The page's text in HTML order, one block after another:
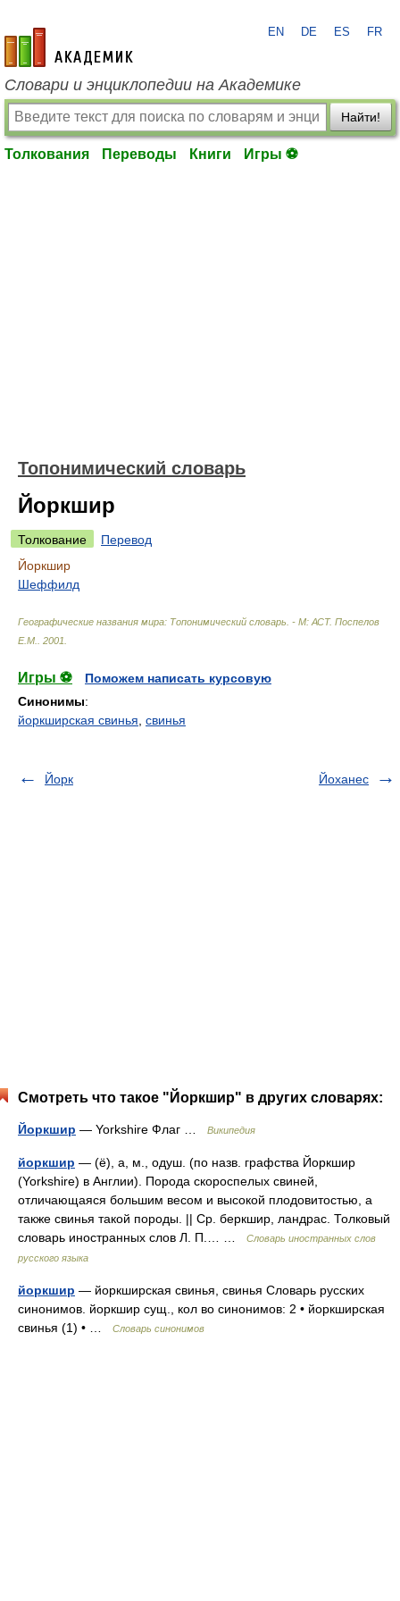
academic.ru
EN DE ES FR
Словари и энциклопедии на Академике
Найти!
Толкования Переводы Книги Игры ⚽
Топонимический словарь
Йоркшир
Толкование
Перевод
Йоркшир
Шеффилд
Географические названия мира: Топонимический словарь. - М: АСТ. Поспелов
Е.М.
2001
Игры ⚽
Поможем написать курсовую
Синонимы:
йоркширская свинья свинья
Йорк Йоханес
Смотреть что такое "Йоркшир" в других словарях:
Йоркшир — Yorkshire Флаг … Википедия
йоркшир — (ё), а, м., одуш. (по назв. графства Йоркшир
(Yorkshire) в Англии). Порода скороспелых свиней,
отличающаяся большим весом и высокой плодовитостью, а
также свинья такой породы. || Ср. беркшир, ландрас. Толковый
словарь иностранных слов Л. П.… …
Словарь иностранных слов
русского языка
йоркшир — йоркширская свинья, свинья Словарь русских
синонимов. йоркшир сущ., кол во синонимов: 2 • йоркширская
свинья (1) • …
Словарь синонимов